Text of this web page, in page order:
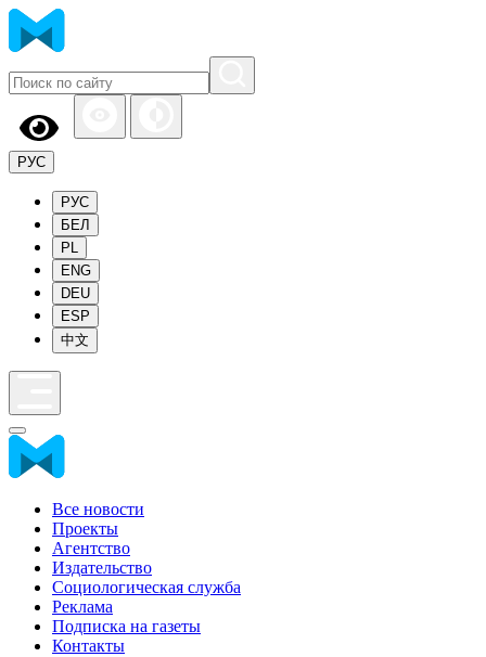
РУС
РУС
БЕЛ
PL
ENG
DEU
ESP
中文
Все новости
Проекты
Агентство
Издательство
Социологическая служба
Реклама
Подписка на газеты
Контакты